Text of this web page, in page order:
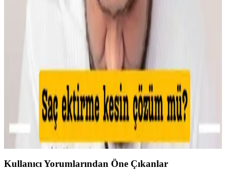
Kaş Bölgesindeki Sivilceyi Gizlemek ve İyileştirmek
İçin Etkili Yöntemler
Kaş bölgesinde oluşan sivilcelerde buz uygulaması, antibakteriyel
kremler ve hidrojel bant kullanımı ile şişlik azaltılır. Yeşil renk
düzeltici ve kapatıcı ile makyajla görünüm minimize edilir, cilt
sağlığı korunur.
Makyajda Kötü Günlerin Nedenleri, Çözümleri ve
Psikolojik Etkileri Üzerine Analiz
Makyajda kötü günlerin teknik nedenleri, cilt koşullarının etkisi ve
uygulama hataları detaylıca inceleniyor. Ayrıca, psikolojik etkiler ve
sosyal algı üzerine önemli bilgiler sunuluyor.
Kullanıcı Yorumlarından Öne Çıkanlar